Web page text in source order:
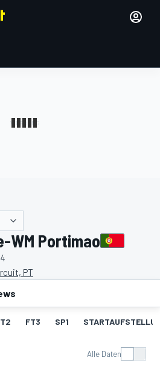
WM Portimao
PT
FT3 SP1
Alle Daten